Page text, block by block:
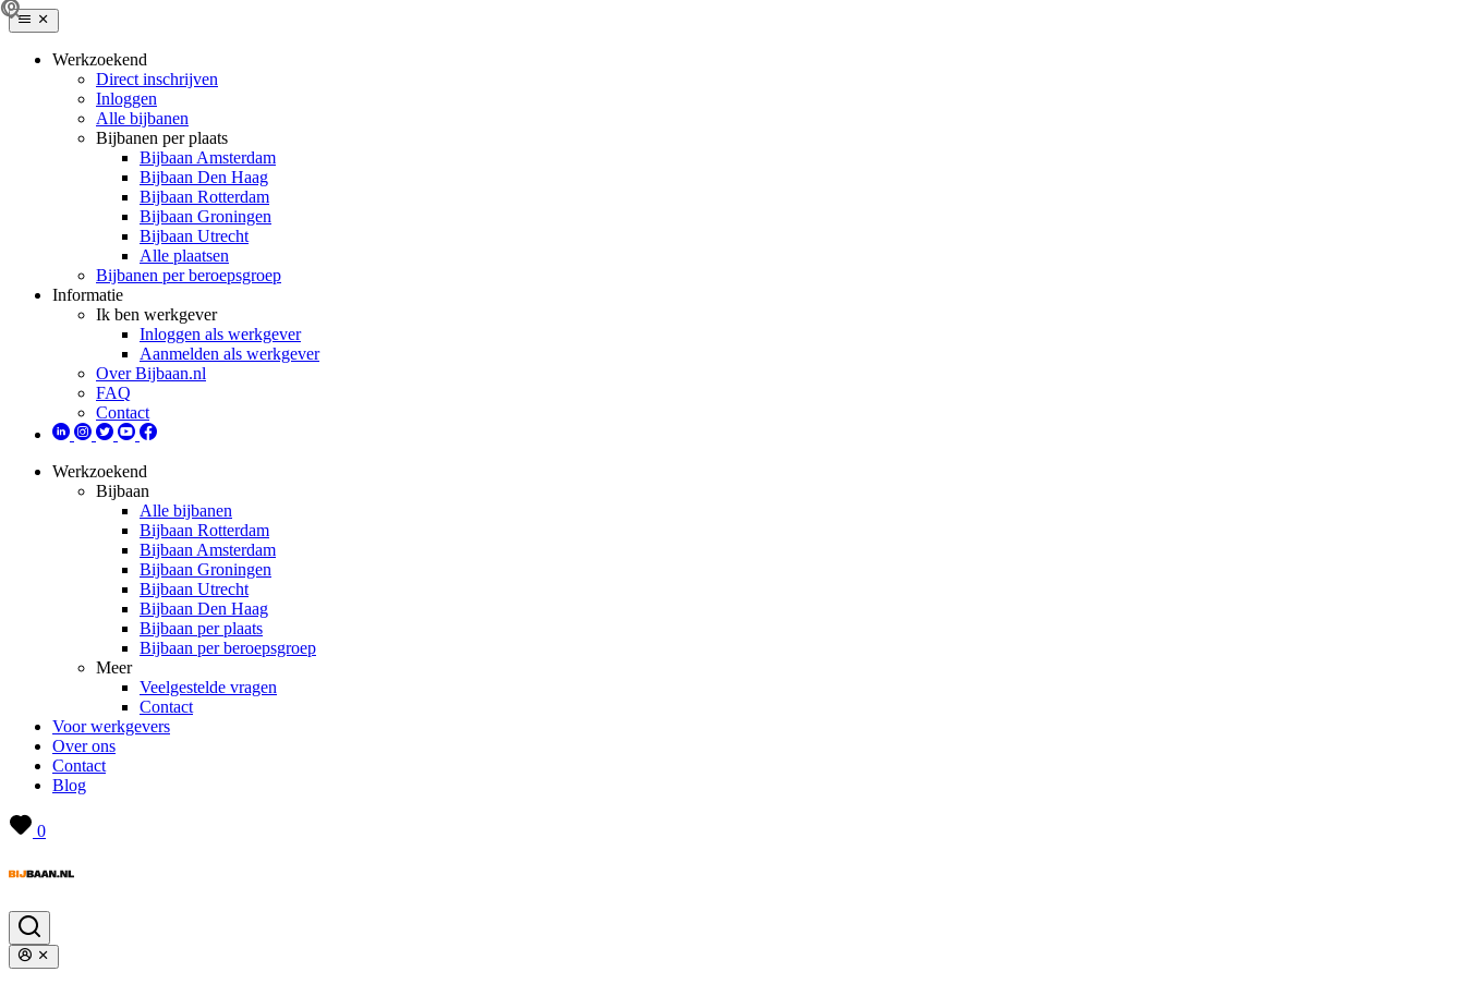
Werkzoekend
Direct inschrijven
Inloggen
Alle bijbanen
Bijbanen per plaats
Bijbaan Amsterdam
Bijbaan Den Haag
Bijbaan Rotterdam
Bijbaan Groningen
Bijbaan Utrecht
Alle plaatsen
Bijbanen per beroepsgroep
Informatie
Ik ben werkgever
Inloggen als werkgever
Aanmelden als werkgever
Over Bijbaan.nl
FAQ
Contact
Werkzoekend
Bijbaan
Alle bijbanen
Bijbaan Rotterdam
Bijbaan Amsterdam
Bijbaan Groningen
Bijbaan Utrecht
Bijbaan Den Haag
Bijbaan per plaats
Bijbaan per beroepsgroep
Meer
Veelgestelde vragen
Contact
Voor werkgevers
Over ons
Contact
Blog
0